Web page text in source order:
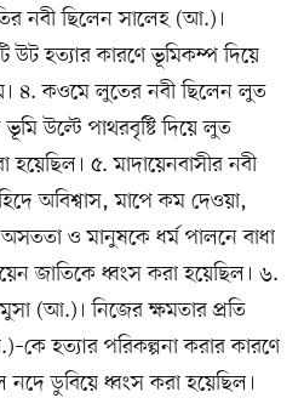
নবী ছিলেন সালেহ (আ.)।
উট হত্যার কারণে ভূমিকম্প দিয়ে
৪. কওমে লুতের নবী ছিলেন লুত
উল্টে পাথরবৃষ্টি দিয়ে লুত
৫. মাদায়েনবাসীর নবী
অবিশ্বাস, মাপে কম দেওয়া,
ও মানুষকে ধর্ম পালনে বাধা
জাতিকে ধ্বংস করা হয়েছিল। ৬.
(আ.)। নিজের ক্ষমতার প্রতি
হত্যার পরিকল্পনা করার কারণে
ডুবিয়ে ধ্বংস করা হয়েছিল।